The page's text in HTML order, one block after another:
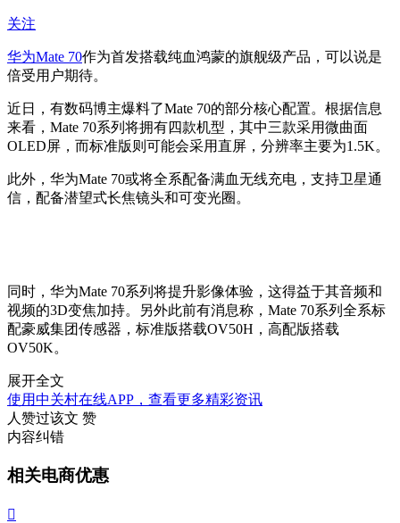
关注
华为Mate 70作为首发搭载纯血鸿蒙的旗舰级产品，可以说是
倍受用户期待。
近日，有数码博主爆料了Mate 70的部分核心配置。根据信息
来看，Mate 70系列将拥有四款机型，其中三款采用微曲面
OLED屏，而标准版则可能会采用直屏，分辨率主要为1.5K。
此外，华为Mate 70或将全系配备满血无线充电，支持卫星通
信，配备潜望式长焦镜头和可变光圈。
同时，华为Mate 70系列将提升影像体验，这得益于其音频和
视频的3D变焦加持。另外此前有消息称，Mate 70系列全系标
配豪威集团传感器，标准版搭载OV50H，高配版搭载
OV50K。
展开全文
使用中关村在线APP，查看更多精彩资讯
人赞过该文 赞
内容纠错
相关电商优惠
